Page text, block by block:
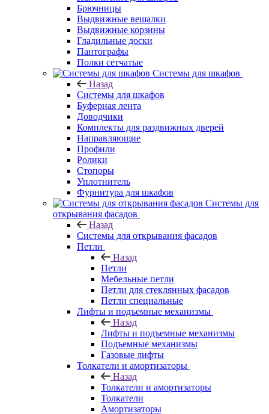
Брючницы
Выдвижные вешалки
Выдвижные корзины
Гладильные доски
Пантографы
Полки сетчатые
Системы для шкафов
Назад
Системы для шкафов
Буферная лента
Доводчики
Комплекты для раздвижных дверей
Направляющие
Профили
Ролики
Стопоры
Уплотнитель
Фурнитура для шкафов
Системы для
открывания фасадов
Назад
Системы для открывания фасадов
Петли
Назад
Петли
Мебельные петли
Петли для стеклянных фасадов
Петли специальные
Лифты и подъемные механизмы
Назад
Лифты и подъемные механизмы
Подъемные механизмы
Газовые лифты
Толкатели и амортизаторы
Назад
Толкатели и амортизаторы
Толкатели
Амортизаторы